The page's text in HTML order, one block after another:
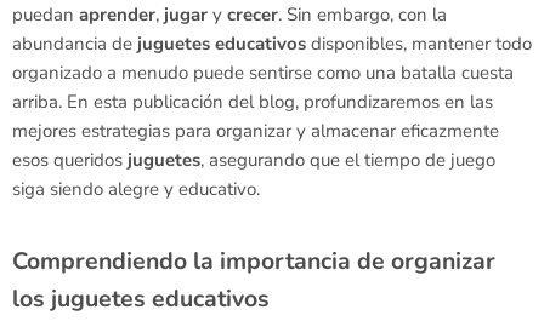
puedan aprender, jugar y crecer. Sin embargo, con la
abundancia de juguetes educativos disponibles, mantener todo
organizado a menudo puede sentirse como una batalla cuesta
arriba. En esta publicación del blog, profundizaremos en las
mejores estrategias para organizar y almacenar eficazmente
esos queridos juguetes, asegurando que el tiempo de juego
siga siendo alegre y educativo.
Comprendiendo la importancia de organizar
los juguetes educativos